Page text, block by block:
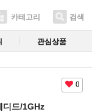
카테고리 검색
관심상품
0
디드/1GHz